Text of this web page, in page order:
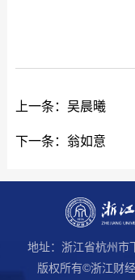
上一条： 吴晨曦
下一条： 翁如意
地址：浙江省杭州
版权所有©浙江财